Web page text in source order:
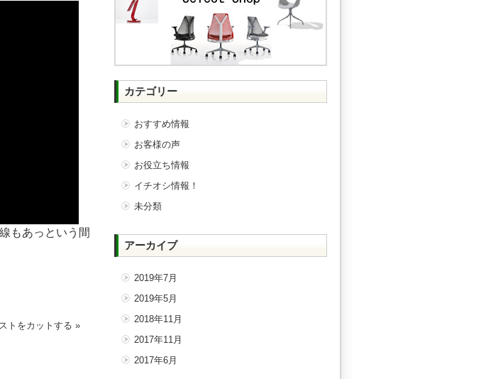
もあっという間
トをカットする »
カテゴリー
おすすめ情報
お客様の声
お役立ち情報
イチオシ情報！
未分類
アーカイブ
2019年7月
2019年5月
2018年11月
2017年11月
2017年6月